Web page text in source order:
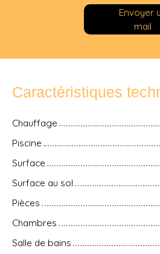
Envoyer
mail
Caractéristiques
Chauffage
Piscine
Surface
Surface au sol
Pièces
Chambres
Salle de bains